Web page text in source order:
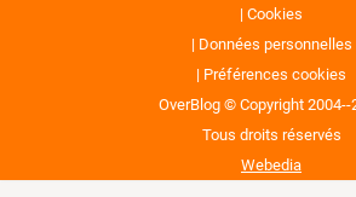
Cookies
Données personnelles
Préférences cookies
OverBlog © Copyright 2004--
Tous droits réservés
Webedia